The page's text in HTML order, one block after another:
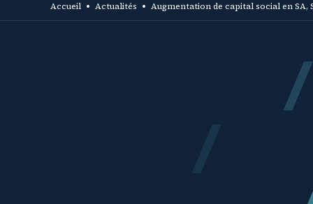
Accueil Actualités Augmentation de capital social en SA,